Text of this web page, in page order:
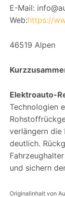
E-Mail:
Web:https://
46519 Alpen
Elektroauto-
Technologien
verlängern die
deutlich.
und sichern
Originalinhalt von